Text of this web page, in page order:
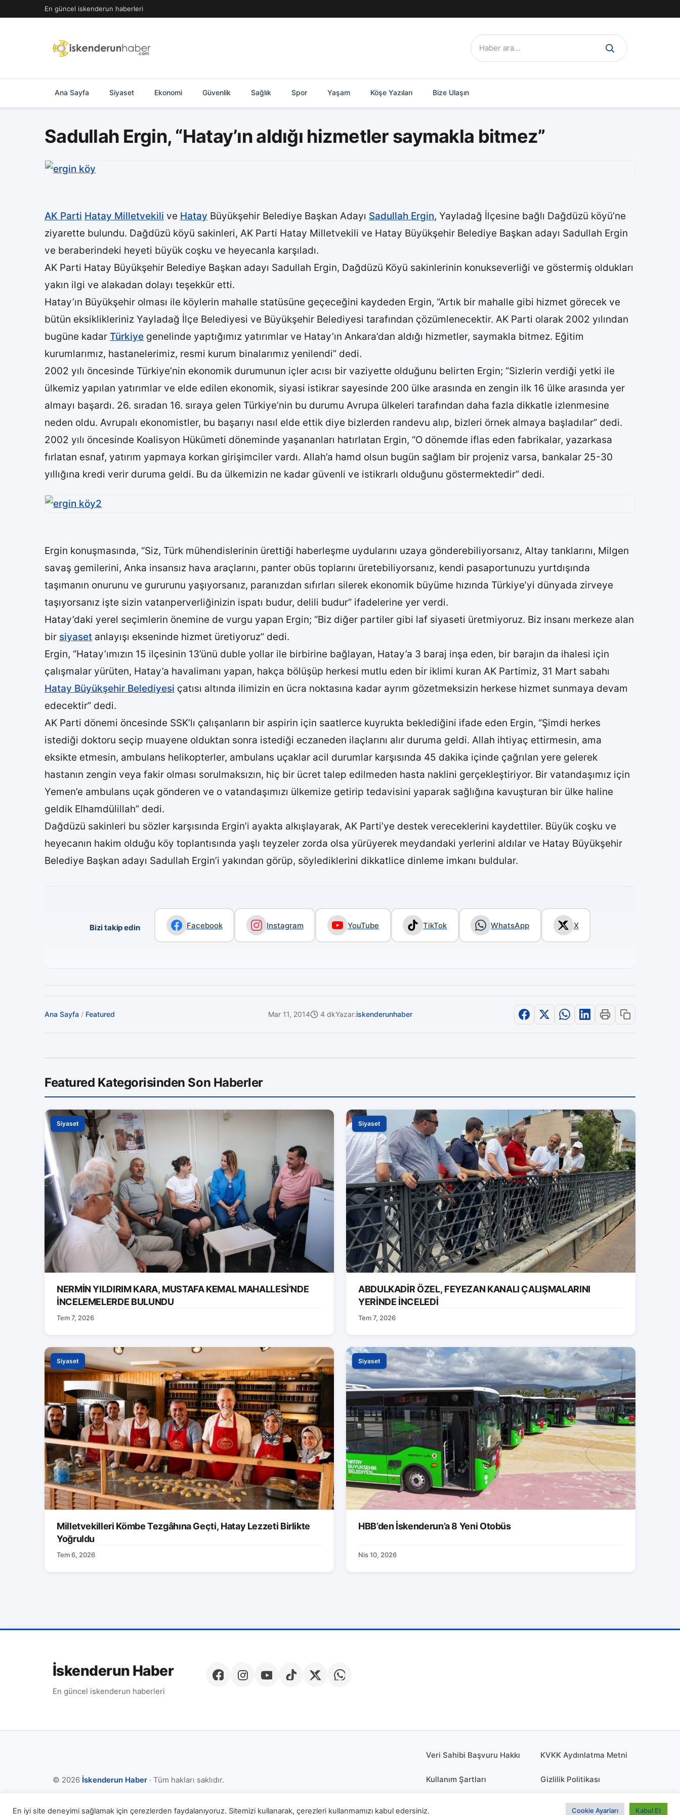
geç
En güncel iskenderun haberleri
Ara:
Ana Sayfa Siyaset Ekonomi Güvenlik Sağlık Spor Yaşam Köşe Yazıları Bize Ulaşın
Sadullah Ergin, “Hatay’ın aldığı hizmetler saymakla bitmez”
AK Parti Hatay Milletvekili ve Hatay Büyükşehir Belediye Başkan Adayı Sadullah Ergin, Yayladağ İlçesine bağlı Dağdüzü köyü’ne
ziyarette bulundu. Dağdüzü köyü sakinleri, AK Parti Hatay Milletvekili ve Hatay Büyükşehir Belediye Başkan adayı Sadullah Ergin
ve beraberindeki heyeti büyük coşku ve heyecanla karşıladı.
AK Parti Hatay Büyükşehir Belediye Başkan adayı Sadullah Ergin, Dağdüzü Köyü sakinlerinin konukseverliği ve göstermiş oldukları
yakın ilgi ve alakadan dolayı teşekkür etti.
Hatay’ın Büyükşehir olması ile köylerin mahalle statüsüne geçeceğini kaydeden Ergin, “Artık bir mahalle gibi hizmet görecek ve
bütün eksiklikleriniz Yayladağ İlçe Belediyesi ve Büyükşehir Belediyesi tarafından çözümlenecektir. AK Parti olarak 2002 yılından
bugüne kadar Türkiye genelinde yaptığımız yatırımlar ve Hatay’ın Ankara’dan aldığı hizmetler, saymakla bitmez. Eğitim
kurumlarımız, hastanelerimiz, resmi kurum binalarımız yenilendi” dedi.
2002 yılı öncesinde Türkiye’nin ekonomik durumunun içler acısı bir vaziyette olduğunu belirten Ergin; “Sizlerin verdiği yetki ile
ülkemiz yapılan yatırımlar ve elde edilen ekonomik, siyasi istikrar sayesinde 200 ülke arasında en zengin ilk 16 ülke arasında yer
almayı başardı. 26. sıradan 16. sıraya gelen Türkiye’nin bu durumu Avrupa ülkeleri tarafından daha fazla dikkatle izlenmesine
neden oldu. Avrupalı ekonomistler, bu başarıyı nasıl elde ettik diye bizlerden randevu alıp, bizleri örnek almaya başladılar” dedi.
2002 yılı öncesinde Koalisyon Hükümeti döneminde yaşananları hatırlatan Ergin, “O dönemde iflas eden fabrikalar, yazarkasa
fırlatan esnaf, yatırım yapmaya korkan girişimciler vardı. Allah’a hamd olsun bugün sağlam bir projeniz varsa, bankalar 25-30
yıllığına kredi verir duruma geldi. Bu da ülkemizin ne kadar güvenli ve istikrarlı olduğunu göstermektedir” dedi.
Ergin konuşmasında, “Siz, Türk mühendislerinin ürettiği haberleşme uydularını uzaya gönderebiliyorsanız, Altay tanklarını, Milgen
savaş gemilerini, Anka insansız hava araçlarını, panter obüs toplarını üretebiliyorsanız, kendi pasaportunuzu yurtdışında
taşımanın onurunu ve gururunu yaşıyorsanız, paranızdan sıfırları silerek ekonomik büyüme hızında Türkiye’yi dünyada zirveye
taşıyorsanız işte sizin vatanperverliğinizin ispatı budur, delili budur” ifadelerine yer verdi.
Hatay’daki yerel seçimlerin önemine de vurgu yapan Ergin; “Biz diğer partiler gibi laf siyaseti üretmiyoruz. Biz insanı merkeze alan
bir siyaset anlayışı ekseninde hizmet üretiyoruz” dedi.
Ergin, “Hatay’ımızın 15 ilçesinin 13’ünü duble yollar ile birbirine bağlayan, Hatay’a 3 baraj inşa eden, bir barajın da ihalesi için
çalışmalar yürüten, Hatay’a havalimanı yapan, hakça bölüşüp herkesi mutlu eden bir iklimi kuran AK Partimiz, 31 Mart sabahı
Hatay Büyükşehir Belediyesi çatısı altında ilimizin en ücra noktasına kadar ayrım gözetmeksizin herkese hizmet sunmaya devam
edecektir” dedi.
AK Parti dönemi öncesinde SSK’lı çalışanların bir aspirin için saatlerce kuyrukta beklediğini ifade eden Ergin, “Şimdi herkes
istediği doktoru seçip muayene olduktan sonra istediği eczaneden ilaçlarını alır duruma geldi. Allah ihtiyaç ettirmesin, ama
eksikte etmesin, ambulans helikopterler, ambulans uçaklar acil durumlar karşısında 45 dakika içinde çağrılan yere gelerek
hastanın zengin veya fakir olması sorulmaksızın, hiç bir ücret talep edilmeden hasta naklini gerçekleştiriyor. Bir vatandaşımız için
Yemen’e ambulans uçak gönderen ve o vatandaşımızı ülkemize getirip tedavisini yaparak sağlığına kavuşturan bir ülke haline
geldik Elhamdülillah” dedi.
Dağdüzü sakinleri bu sözler karşısında Ergin’i ayakta alkışlayarak, AK Parti’ye destek vereceklerini kaydettiler. Büyük coşku ve
heyecanın hakim olduğu köy toplantısında yaşlı teyzeler zorda olsa yürüyerek meydandaki yerlerini aldılar ve Hatay Büyükşehir
Belediye Başkan adayı Sadullah Ergin’i yakından görüp, söylediklerini dikkatlice dinleme imkanı buldular.
Bizi takip edin Facebook Instagram YouTube TikTok WhatsApp X
Ana Sayfa / Featured Mar 11, 2014 4 dkYazar:iskenderunhaber
Featured Kategorisinden Son Haberler
Siyaset
NERMİN YILDIRIM KARA, MUSTAFA KEMAL MAHALLESİ’NDE
İNCELEMELERDE BULUNDU
Tem 7, 2026
Siyaset
ABDULKADİR ÖZEL, FEYEZAN KANALI ÇALIŞMALARINI
YERİNDE İNCELEDİ
Tem 7, 2026
Siyaset
Milletvekilleri Kömbe Tezgâhına Geçti, Hatay Lezzeti Birlikte
Yoğruldu
Tem 6, 2026
Siyaset
HBB’den İskenderun’a 8 Yeni Otobüs
Nis 10, 2026
İskenderun Haber
En güncel iskenderun haberleri
© 2026 İskenderun Haber · Tüm hakları saklıdır.
Veri Sahibi Başvuru Hakkı KVKK Aydınlatma Metni
Kullanım Şartları Gizlilik Politikası
KÜNYE
En iyi site deneyimi sağlamak için çerezlerden faydalanıyoruz. Sitemizi kullanarak, çerezleri kullanmamızı kabul edersiniz. Cookie Ayarları Kabul Et